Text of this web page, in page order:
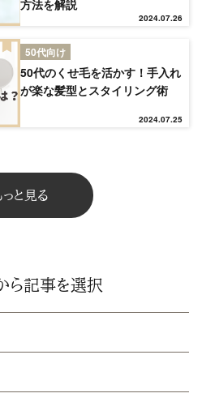
NEW
方法を解説
2024.07.26
50代向け
50代のくせ毛を活かす！手入れ
が楽な髪型とスタイリング術
2024.07.25
っと見る
ら記事を選択